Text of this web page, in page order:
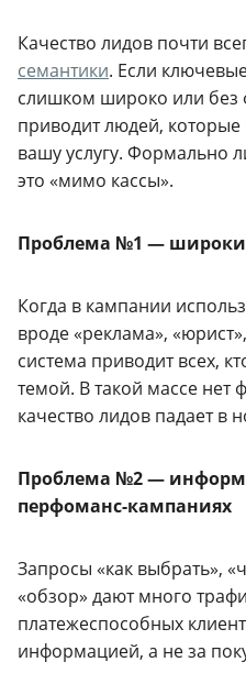
Качество лидов почти
семантики. Если
слишком широко или без
приводит людей,
вашу услугу. Формально
это «мимо кассы».
Проблема №1 —
Когда в кампании
вроде «реклама»,
система приводит всех,
темой. В такой массе
качество лидов падает в
Проблема №2 —
перфоманс-кампаниях
Запросы «как выбрать»,
«обзор» дают много
платежеспособных
информацией, а не за